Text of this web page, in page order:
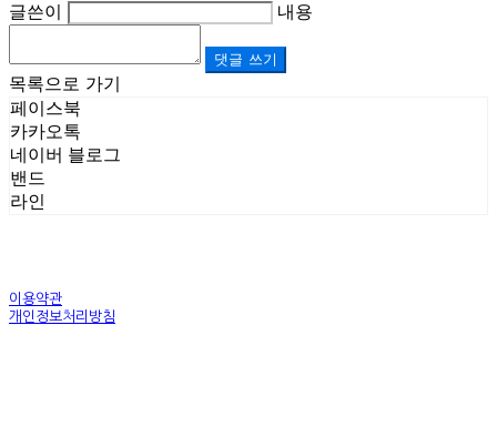
글쓴이
내용
댓글 쓰기
목록으로 가기
페이스북
카카오톡
네이버 블로그
밴드
라인
이용약관
개인정보처리방침